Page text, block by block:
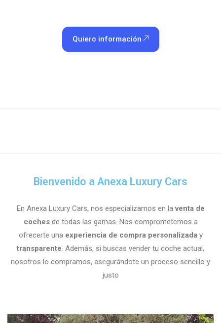
Quiero información
Bienvenido a Anexa Luxury Cars
En Anexa Luxury Cars, nos especializamos en laventa de
cochesde todas las gamas. Nos comprometemos a
ofrecerte una experiencia de compra personalizaday
transparente. Además, si buscas vender tu coche actual,
nosotros lo compramos, asegurándote un proceso sencillo y
justo